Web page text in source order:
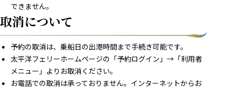
できません。
取消について
予約の取消は、乗船日の出港時間まで手続き可能です。
太平洋フェリーホームページの「予約ログイン」→「利用者
メニュー」よりお取消ください。
お電話での取消は承っておりません。インターネットからお